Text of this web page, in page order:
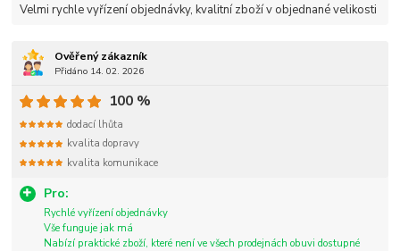
Velmi rychle vyřízení objednávky, kvalitní zboží v objednané velikosti
Ověřený zákazník
Přidáno 14. 02. 2026
Pro:
Rychlé vyřízení objednávky
Vše funguje jak má
Nabízí praktické zboží, které není ve všech prodejnách obuvi dostupné
100 %
dodací lhůta
kvalita dopravy
kvalita komunikace